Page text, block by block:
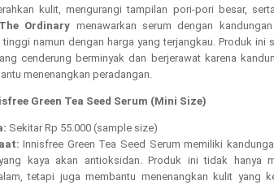
kulit, mengurangi tampilan pori-pori besar,
The Ordinary menawarkan serum dengan
tinggi namun dengan harga yang terjangkau. Produk ini
cenderung berminyak dan berjerawat karena
menenangkan peradangan.
Green Tea Seed Serum (Mini Size)
Sekitar Rp 55.000 (sample size)
Innisfree Green Tea Seed Serum memiliki
kaya akan antioksidan. Produk ini tidak hanya
tetapi juga membantu menenangkan kulit yang